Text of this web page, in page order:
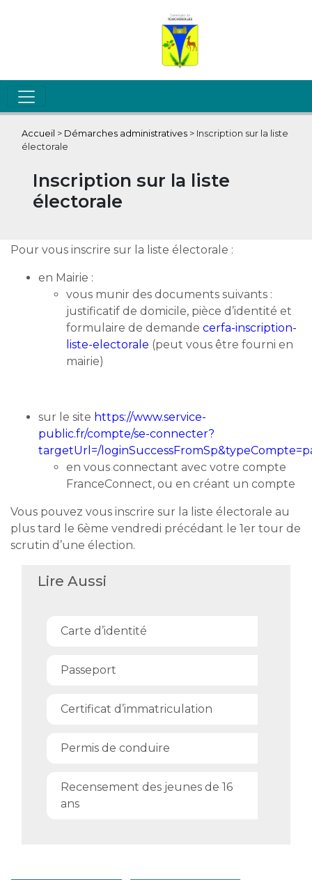
Accueil > Démarches administratives > Inscription sur la liste
électorale
Inscription sur la liste
électorale
Pour vous inscrire sur la liste électorale :
en Mairie :
vous munir des documents suivants :
justificatif de domicile, pièce d’identité et
formulaire de demande cerfa-inscription-
liste-electorale (peut vous être fourni en
mairie)
sur le site https://www.service-
public.fr/compte/se-connecter?
targetUrl=/
en vous connectant avec votre compte
FranceConnect, ou en créant un compte
Vous pouvez vous inscrire sur la liste électorale au
plus tard le 6ème vendredi précédant le 1er tour de
scrutin d’une élection.
Lire Aussi
Carte d’identité
Passeport
Certificat d’immatriculation
Permis de conduire
Recensement des jeunes de 16
ans